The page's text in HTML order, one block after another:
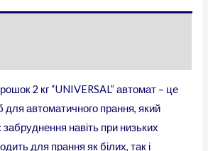
2 кг “UNIVERSAL” автомат – це
для автоматичного прання, який
навіть при низьких
для прання як білих, так і